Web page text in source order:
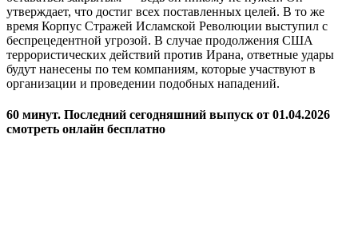
утверждает, что достиг всех поставленных целей. В то же
время Корпус Стражей Исламской Революции выступил с
беспрецедентной угрозой. В случае продолжения США
террористических действий против Ирана, ответные удары
будут нанесены по тем компаниям, которые участвуют в
организации и проведении подобных нападений.
60 минут. Последний сегодняшний выпуск от 01.04.2026
смотреть онлайн бесплатно